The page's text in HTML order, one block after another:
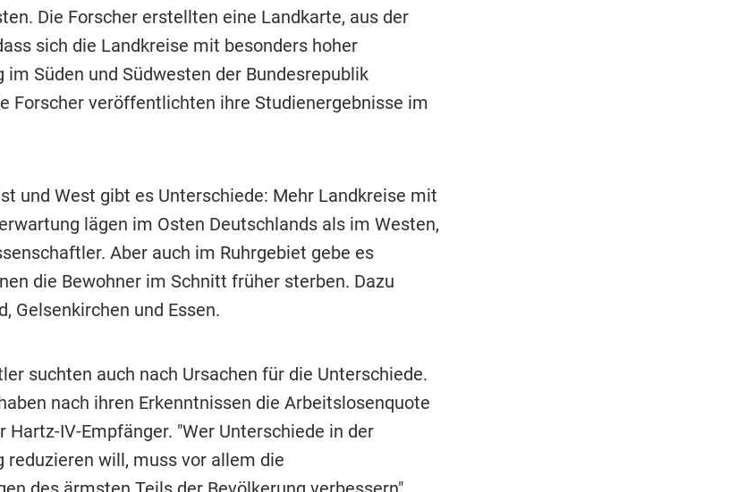
Die Forscher erstellten eine Landkarte, aus der
sich die Landkreise mit besonders hoher
im Süden und Südwesten der Bundesrepublik
Forscher veröffentlichten ihre Studienergebnisse im
und West gibt es Unterschiede: Mehr Landkreise mit
lägen im Osten Deutschlands als im Westen,
Aber auch im Ruhrgebiet gebe es
die Bewohner im Schnitt früher sterben. Dazu
Gelsenkirchen und Essen.
suchten auch nach Ursachen für die Unterschiede.
nach ihren Erkenntnissen die Arbeitslosenquote
Hartz-IV-Empfänger. "Wer Unterschiede in der
reduzieren will, muss vor allem die